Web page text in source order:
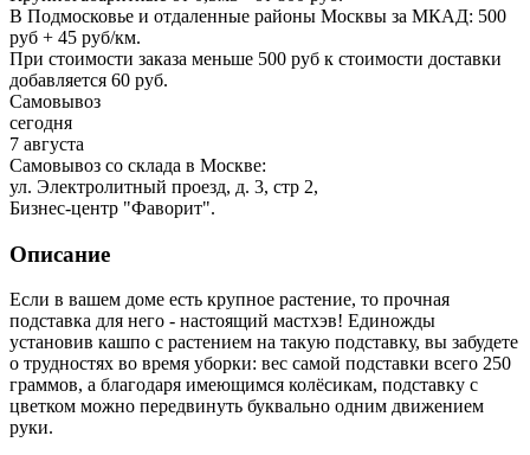
В Подмосковье и отдаленные районы Москвы за МКАД: 500
руб + 45 руб/км.
При стоимости заказа меньше 500 руб к стоимости доставки
добавляется 60 руб.
Самовывоз
сегодня
7 августа
Самовывоз со склада в Москве:
ул. Электролитный проезд, д. 3, стр 2,
Бизнес-центр "Фаворит".
Описание
Если в вашем доме есть крупное растение, то прочная
подставка для него - настоящий мастхэв! Единожды
установив кашпо с растением на такую подставку, вы забудете
о трудностях во время уборки: вес самой подставки всего 250
граммов, а благодаря имеющимся колёсикам, подставку с
цветком можно передвинуть буквально одним движением
руки.